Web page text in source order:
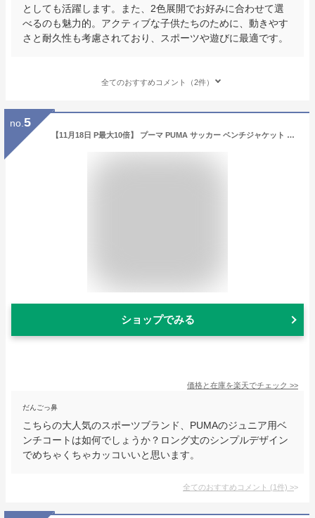
としても活躍します。また、2色展開でお好みに合わせて選
べるのも魅力的。アクティブな子供たちのために、動きやす
さと耐久性も考慮されており、スポーツや遊びに最適です。
全てのおすすめコメント（2件）
no. 5
【11月18日 P最大10倍】 プーマ PUMA サッカー ベンチジャケット JR ジュニア キッズ アウター ベンチコート 中綿 防寒 保温 チーム 練習 トレーニング クラブ活動 スポーツ観戦 大会 レジャー 子供 657821
ショップでみる
価格と在庫を楽天でチェック >>
だんごっ鼻
こちらの大人気のスポーツブランド、PUMAのジュニア用ベ
ンチコートは如何でしょうか？ロング丈のシンプルデザイン
でめちゃくちゃカッコいいと思います。
全てのおすすめコメント (1件) >